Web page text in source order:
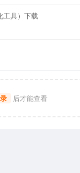
工具）下载
后才能查看